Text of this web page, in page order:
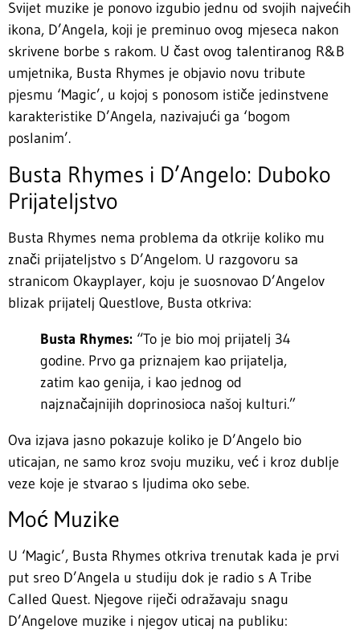
Svijet muzike je ponovo izgubio jednu od svojih najvećih
ikona, D’Angela, koji je preminuo ovog mjeseca nakon
skrivene borbe s rakom. U čast ovog talentiranog R&B
umjetnika, Busta Rhymes je objavio novu tribute
pjesmu ‘Magic’, u kojoj s ponosom ističe jedinstvene
karakteristike D’Angela, nazivajući ga ‘bogom
poslanim’.
Busta Rhymes i D’Angelo: Duboko
Prijateljstvo
Busta Rhymes nema problema da otkrije koliko mu
znači prijateljstvo s D’Angelom. U razgovoru sa
stranicom Okayplayer, koju je suosnovao D’Angelov
blizak prijatelj Questlove, Busta otkriva:
Busta Rhymes: “To je bio moj prijatelj 34
godine. Prvo ga priznajem kao prijatelja,
zatim kao genija, i kao jednog od
najznačajnijih doprinosioca našoj kulturi.”
Ova izjava jasno pokazuje koliko je D’Angelo bio
uticajan, ne samo kroz svoju muziku, već i kroz dublje
veze koje je stvarao s ljudima oko sebe.
Moć Muzike
U ‘Magic’, Busta Rhymes otkriva trenutak kada je prvi
put sreo D’Angela u studiju dok je radio s A Tribe
Called Quest. Njegove riječi odražavaju snagu
D’Angelove muzike i njegov uticaj na publiku: